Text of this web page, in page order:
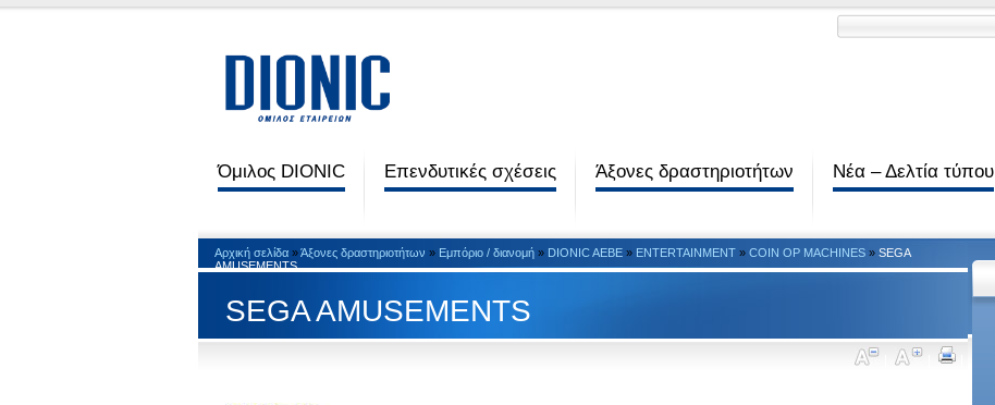
Όμιλος DIONIC Επενδυτικές σχέσεις Άξονες δραστηριοτήτων Νέα – Δελτία τύπου
Αρχική σελίδα »Άξονες δραστηριοτήτων » Εμπόριο / διανομή » DIONIC AEBE » ENTERTAINMENT » COIN OP MACHINES » SEGA
AMUSEMENTS
SEGA AMUSEMENTS